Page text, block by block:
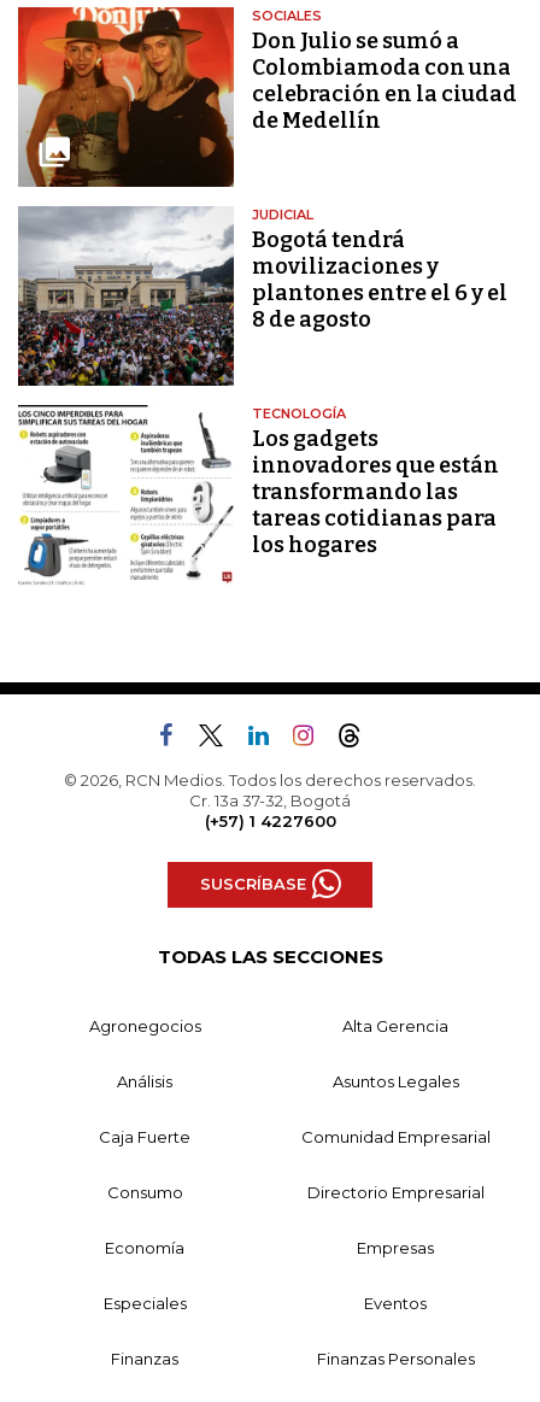
SOCIALES
Don Julio se sumó a
Colombiamoda con una
celebración en la ciudad
de Medellín
JUDICIAL
Bogotá tendrá
movilizaciones y
plantones entre el 6 y el
8 de agosto
TECNOLOGÍA
Los gadgets
innovadores que están
transformando las
tareas cotidianas para
los hogares
© 2026, RCN Medios. Todos los derechos reservados.
Cr. 13a 37-32, Bogotá
(+57) 1 4227600
SUSCRÍBASE
TODAS LAS SECCIONES
Agronegocios Alta Gerencia
Análisis Asuntos Legales
Caja Fuerte Comunidad Empresarial
Consumo Directorio Empresarial
Economía Empresas
Especiales Eventos
Finanzas Finanzas Personales